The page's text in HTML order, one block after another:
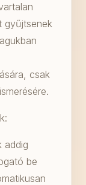
gyűjtsenek
csak
addig
be